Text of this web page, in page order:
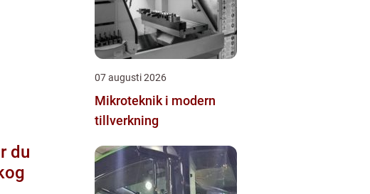
07 augusti 2026
Mikroteknik i modern
tillverkning